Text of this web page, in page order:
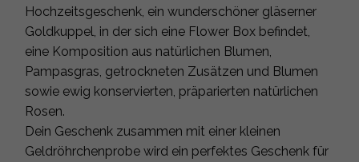
Hochzeitsgeschenk, ein wunderschöner gläserner
Goldkuppel, in der sich eine Flower Box befindet,
eine Komposition aus natürlichen Blumen,
Pampasgras, getrockneten Zusätzen und Blumen
sowie ewig konservierten, präparierten natürlichen
Rosen.
Dein Geschenk zusammen mit einer kleinen
Geldröhrchenprobe wird ein perfektes Geschenk für